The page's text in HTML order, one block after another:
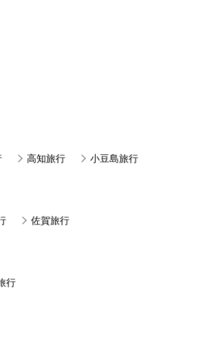
高知旅行 小豆島旅行
佐賀旅行
行